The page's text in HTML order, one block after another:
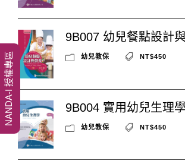
9B007 幼兒餐點設計
幼兒教保 NT$450
9B004 實用幼兒生理學
幼兒教保 NT$450
NANDA-I 授權專區